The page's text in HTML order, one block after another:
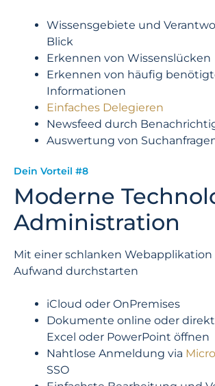
Wissensgebiete und
Blick
Erkennen von Wissenslücken
Erkennen von häufig
Informationen
Einfaches Delegieren
Newsfeed durch
Auswertung von
Dein Vorteil #8
Moderne
Administration
Mit einer schlanken Webapplikation
Aufwand durchstarten
iCloud oder OnPremises
Dokumente online oder
Excel oder PowerPoint öffnen
Nahtlose Anmeldung via
SSO